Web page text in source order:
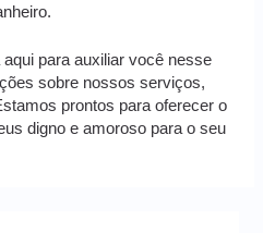
aqui para auxiliar você nesse
sobre nossos serviços,
prontos para oferecer o
digno e amoroso para o seu